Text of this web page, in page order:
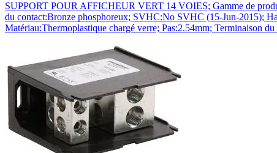
SUPPORT POUR AFFICHEUR VERT 14 VOIES; Gamme de
du contact:Bronze phosphoreux; SVHC:No SVHC (15-Jun-2015);
Matériau:Thermoplastique chargé verre; Pas:2.54mm; Terminaison